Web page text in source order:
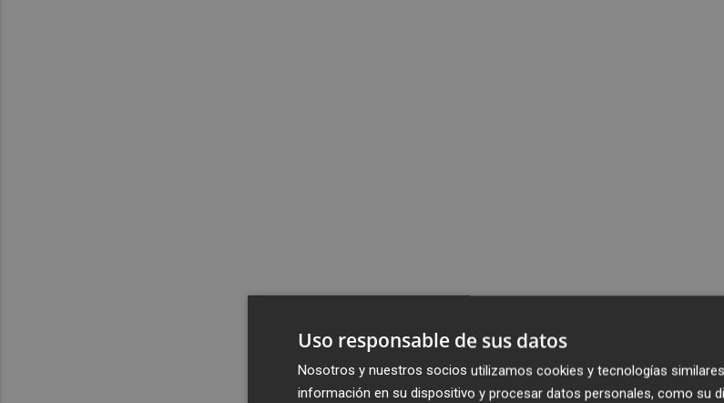
Uso responsable de sus datos
Nosotros y nuestros socios utilizamos cookies y tecnologías
información en su dispositivo y procesar datos personales, como su